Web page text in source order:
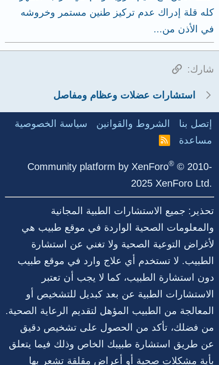
كله قلة إدراك عدم تركيز طنين مستمر وخروشه
في الأذن من...
شارك: الرابط
استشارات عضلات وعظام ومفاصل
إتصل بنا الشروط والقوانين
سياسة الخصوصية
مساعدة
R
Community platform by XenForo® © 2010-
2025 XenForo Ltd.
تحذير: جميع الاستشارات الطبية المجانية
والمعلومات الصحية الواردة في موقع طبيب هي
لأغراض التوعية الصحية ولا تغني عن استشارة
الطبيب. لا تستخدم أي علاج وارد في موقع طبيب
دون استشارة الطبيب، كما لا يجب أن تعتبر
الاستشارات الطبية عن بعد كبديل للتشخيص أو
المعالجة من الطبيب المؤهل لتقديم الرعاية الصحية.
من فضلك، تأكد من الحصول على تشخيص دقيق
عن طريق استشارة طبيبك الخاص وذلك فيما يتعلق
بأية مشكلات صحية أو أعراض مقلقة تشعر بها